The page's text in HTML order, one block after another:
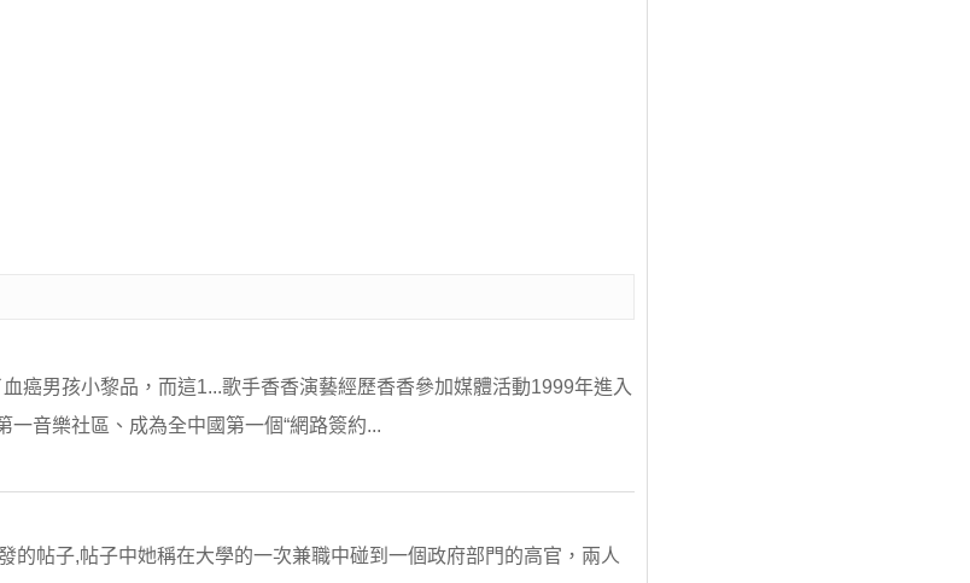
癌男孩小黎品，而這1...歌手香香演藝經歷香香參加媒體活動1999年進入
音樂社區、成為全中國第一個“網路簽約...
的帖子,帖子中她稱在大學的一次兼職中碰到一個政府部門的高官，兩人